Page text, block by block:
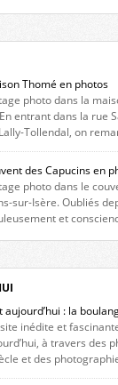
Thomé en photos
photo dans la
entrant dans la rue
Tollendal, on
siècle. Les deux
Entre ces
statue de la Vierge. […]
des Capucins en
photo dans le
sur-Isère. Oubliés
et
de vestiges du
aujourd’hui : la
inédite et
à travers des
et des
cadre ! A l’angle